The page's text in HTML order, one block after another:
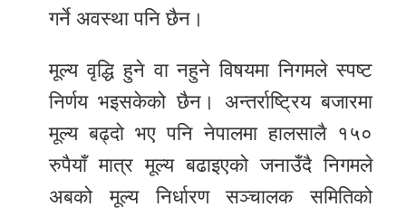
गर्ने अवस्था पनि छैन।
मूल्य वृद्धि हुने वा नहुने विषयमा निगमले स्पष्ट
निर्णय भइसकेको छैन। अन्तर्राष्ट्रिय बजारमा
मूल्य बढ्दो भए पनि नेपालमा हालसालै १५०
रुपैयाँ मात्र मूल्य बढाइएको जनाउँदै निगमले
अबको मूल्य निर्धारण सञ्चालक समितिको